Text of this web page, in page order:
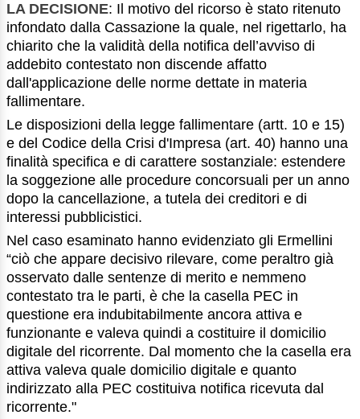
LA DECISIONE: Il motivo del ricorso è stato ritenuto
infondato dalla Cassazione la quale, nel rigettarlo, ha
chiarito che la validità della notifica dell’avviso di
addebito contestato non discende affatto
dall'applicazione delle norme dettate in materia
fallimentare.
Le disposizioni della legge fallimentare (artt. 10 e 15)
e del Codice della Crisi d'Impresa (art. 40) hanno una
finalità specifica e di carattere sostanziale: estendere
la soggezione alle procedure concorsuali per un anno
dopo la cancellazione, a tutela dei creditori e di
interessi pubblicistici.
Nel caso esaminato hanno evidenziato gli Ermellini
“ciò che appare decisivo rilevare, come peraltro già
osservato dalle sentenze di merito e nemmeno
contestato tra le parti, è che la casella PEC in
questione era indubitabilmente ancora attiva e
funzionante e valeva quindi a costituire il domicilio
digitale del ricorrente. Dal momento che la casella era
attiva valeva quale domicilio digitale e quanto
indirizzato alla PEC costituiva notifica ricevuta dal
ricorrente."